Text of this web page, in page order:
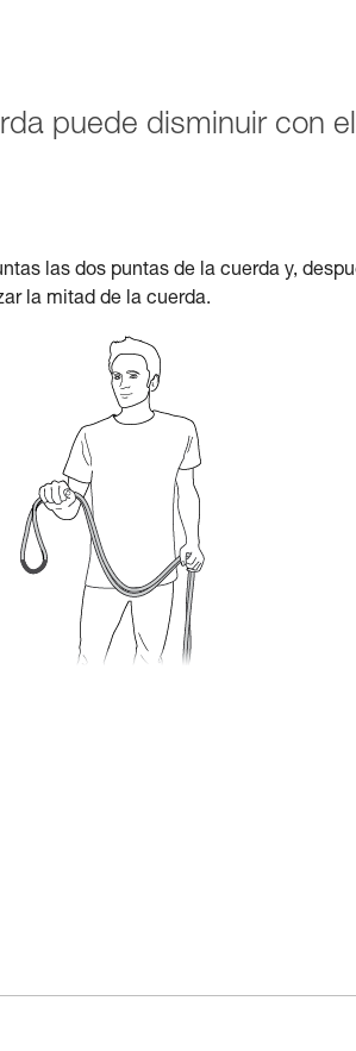
puede disminuir con el
las dos puntas de la cuerda y,
la mitad de la cuerda.